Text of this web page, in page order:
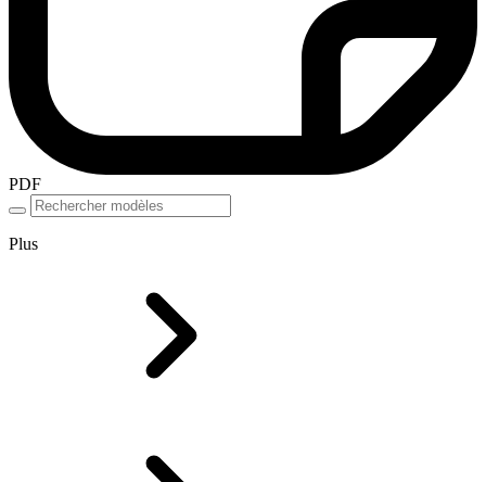
PDF
Plus